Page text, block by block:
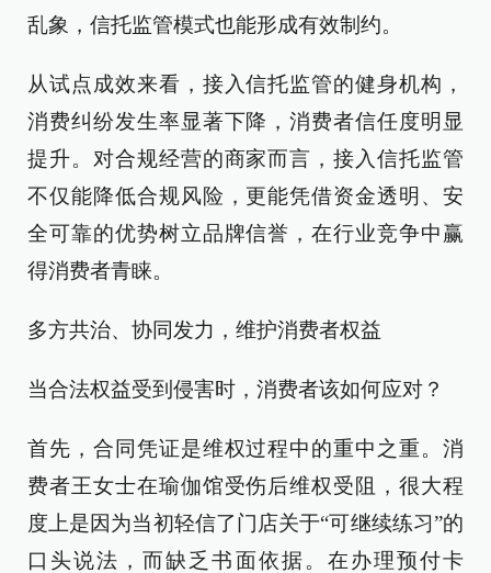
乱象，信托监管模式也能形成有效制约。
从试点成效来看，接入信托监管的健身机构，
消费纠纷发生率显著下降，消费者信任度明显
提升。对合规经营的商家而言，接入信托监管
不仅能降低合规风险，更能凭借资金透明、安
全可靠的优势树立品牌信誉，在行业竞争中赢
得消费者青睐。
多方共治、协同发力，维护消费者权益
当合法权益受到侵害时，消费者该如何应对？
首先，合同凭证是维权过程中的重中之重。消
费者王女士在瑜伽馆受伤后维权受阻，很大程
度上是因为当初轻信了门店关于“可继续练习”的
口头说法，而缺乏书面依据。在办理预付卡